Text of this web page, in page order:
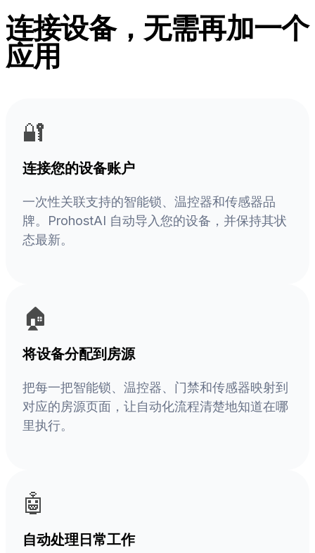
连接设备，无需再加一个
应用
🔐
连接您的设备账户
一次性关联支持的智能锁、温控器和传感器品
牌。ProhostAI 自动导入您的设备，并保持其状
态最新。
🏠
将设备分配到房源
把每一把智能锁、温控器、门禁和传感器映射到
对应的房源页面，让自动化流程清楚地知道在哪
里执行。
🤖
自动处理日常工作